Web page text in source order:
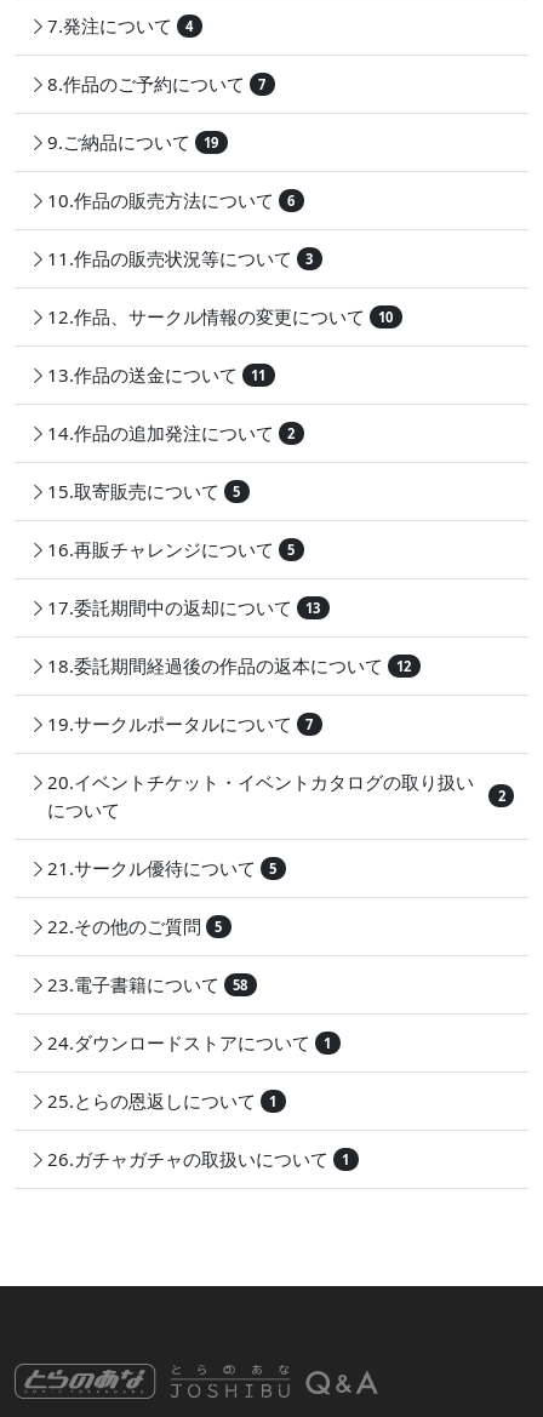
7.発注について 4
8.作品のご予約について 7
9.ご納品について 19
10.作品の販売方法について 6
11.作品の販売状況等について 3
12.作品、サークル情報の変更について 10
13.作品の送金について 11
14.作品の追加発注について 2
15.取寄販売について 5
16.再販チャレンジについて 5
17.委託期間中の返却について 13
18.委託期間経過後の作品の返本について 12
19.サークルポータルについて 7
20.イベントチケット・イベントカタログの取り扱い
について
2
21.サークル優待について 5
22.その他のご質問 5
23.電子書籍について 58
24.ダウンロードストアについて 1
25.とらの恩返しについて 1
26.ガチャガチャの取扱いについて 1